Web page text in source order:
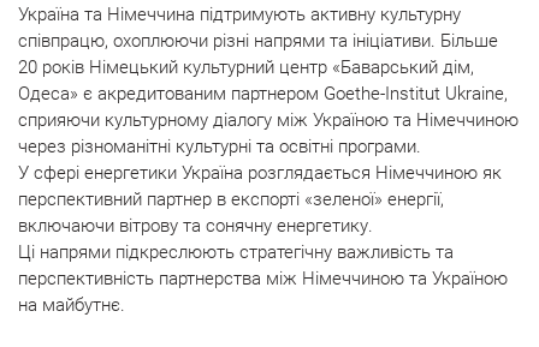
Україна та Німеччина підтримують активну культурну
співпрацю, охоплюючи різні напрями та ініціативи. Більше
20 років Німецький культурний центр «Баварський дім,
Одеса» є акредитованим партнером Goethe-Institut Ukraine,
сприяючи культурному діалогу між Україною та Німеччиною
через різноманітні культурні та освітні програми.
У сфері енергетики Україна розглядається Німеччиною як
перспективний партнер в експорті «зеленої» енергії,
включаючи вітрову та сонячну енергетику.
Ці напрями підкреслюють стратегічну важливість та
перспективність партнерства між Німеччиною та Україною
на майбутнє.